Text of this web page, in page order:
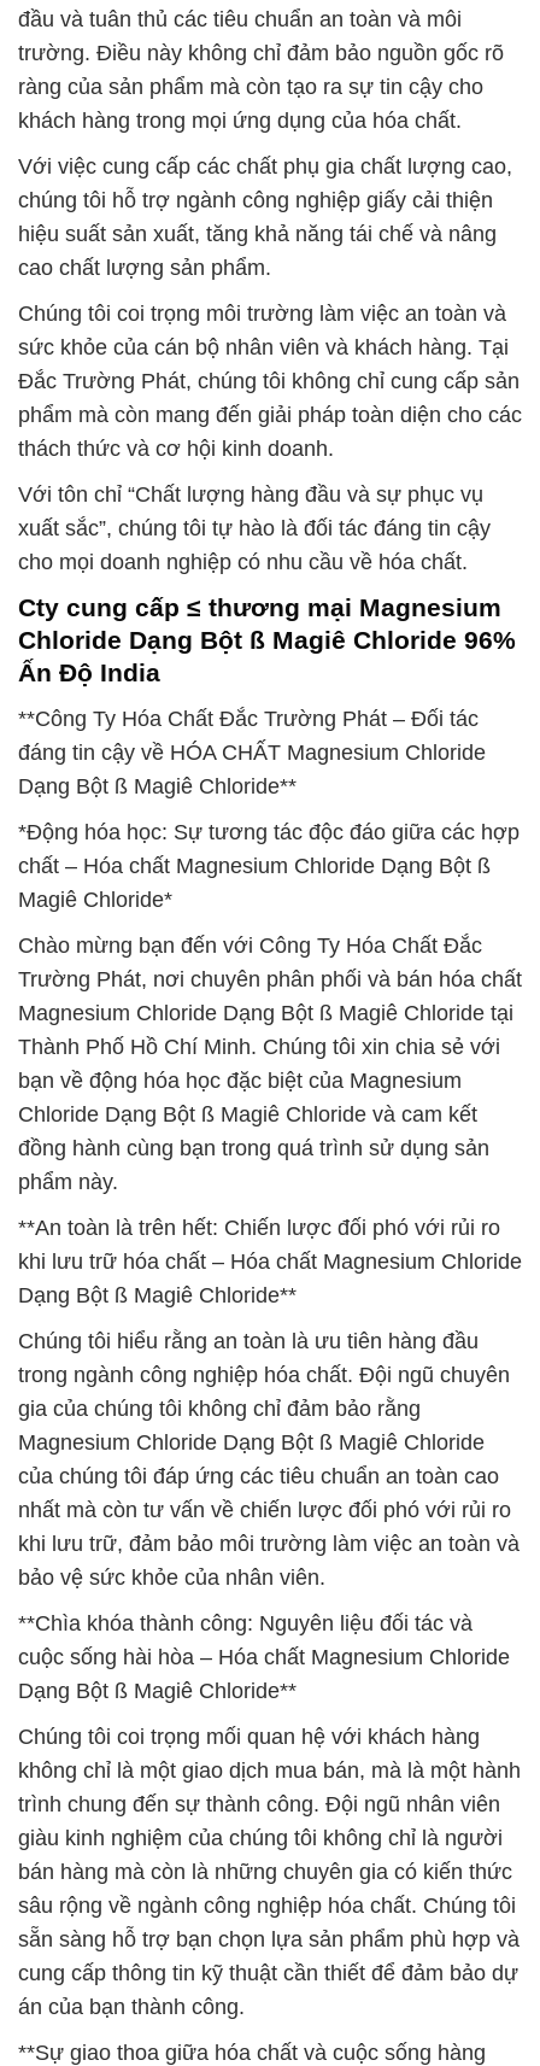
đầu và tuân thủ các tiêu chuẩn an toàn và môi
trường. Điều này không chỉ đảm bảo nguồn gốc rõ
ràng của sản phẩm mà còn tạo ra sự tin cậy cho
khách hàng trong mọi ứng dụng của hóa chất.
Với việc cung cấp các chất phụ gia chất lượng cao,
chúng tôi hỗ trợ ngành công nghiệp giấy cải thiện
hiệu suất sản xuất, tăng khả năng tái chế và nâng
cao chất lượng sản phẩm.
Chúng tôi coi trọng môi trường làm việc an toàn và
sức khỏe của cán bộ nhân viên và khách hàng. Tại
Đắc Trường Phát, chúng tôi không chỉ cung cấp sản
phẩm mà còn mang đến giải pháp toàn diện cho các
thách thức và cơ hội kinh doanh.
Với tôn chỉ “Chất lượng hàng đầu và sự phục vụ
xuất sắc”, chúng tôi tự hào là đối tác đáng tin cậy
cho mọi doanh nghiệp có nhu cầu về hóa chất.
Cty cung cấp ≤ thương mại Magnesium
Chloride Dạng Bột ß Magiê Chloride 96%
Ấn Độ India
**Công Ty Hóa Chất Đắc Trường Phát – Đối tác
đáng tin cậy về HÓA CHẤT Magnesium Chloride
Dạng Bột ß Magiê Chloride**
*Động hóa học: Sự tương tác độc đáo giữa các hợp
chất – Hóa chất Magnesium Chloride Dạng Bột ß
Magiê Chloride*
Chào mừng bạn đến với Công Ty Hóa Chất Đắc
Trường Phát, nơi chuyên phân phối và bán hóa chất
Magnesium Chloride Dạng Bột ß Magiê Chloride tại
Thành Phố Hồ Chí Minh. Chúng tôi xin chia sẻ với
bạn về động hóa học đặc biệt của Magnesium
Chloride Dạng Bột ß Magiê Chloride và cam kết
đồng hành cùng bạn trong quá trình sử dụng sản
phẩm này.
**An toàn là trên hết: Chiến lược đối phó với rủi ro
khi lưu trữ hóa chất – Hóa chất Magnesium Chloride
Dạng Bột ß Magiê Chloride**
Chúng tôi hiểu rằng an toàn là ưu tiên hàng đầu
trong ngành công nghiệp hóa chất. Đội ngũ chuyên
gia của chúng tôi không chỉ đảm bảo rằng
Magnesium Chloride Dạng Bột ß Magiê Chloride
của chúng tôi đáp ứng các tiêu chuẩn an toàn cao
nhất mà còn tư vấn về chiến lược đối phó với rủi ro
khi lưu trữ, đảm bảo môi trường làm việc an toàn và
bảo vệ sức khỏe của nhân viên.
**Chìa khóa thành công: Nguyên liệu đối tác và
cuộc sống hài hòa – Hóa chất Magnesium Chloride
Dạng Bột ß Magiê Chloride**
Chúng tôi coi trọng mối quan hệ với khách hàng
không chỉ là một giao dịch mua bán, mà là một hành
trình chung đến sự thành công. Đội ngũ nhân viên
giàu kinh nghiệm của chúng tôi không chỉ là người
bán hàng mà còn là những chuyên gia có kiến thức
sâu rộng về ngành công nghiệp hóa chất. Chúng tôi
sẵn sàng hỗ trợ bạn chọn lựa sản phẩm phù hợp và
cung cấp thông tin kỹ thuật cần thiết để đảm bảo dự
án của bạn thành công.
**Sự giao thoa giữa hóa chất và cuộc sống hàng